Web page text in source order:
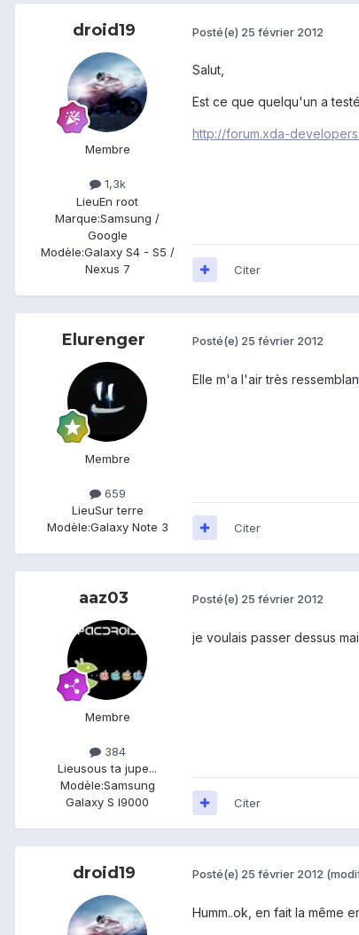
droid19
Membre
1,3k
LieuEn root
Marque:Samsung /
Google
Modèle:Galaxy S4 - S5 /
Nexus 7
Posté(e) 25 février 2012
Salut,
Est ce que quelqu'un a
http://forum.xda-
Citer
Elurenger
Membre
659
LieuSur terre
Modèle:Galaxy Note 3
Posté(e) 25 février 2012
Elle m'a l'air très
Citer
aaz03
Membre
384
Lieusous ta jupe...
Modèle:Samsung
Galaxy S I9000
Posté(e) 25 février 2012
je voulais passer dessus
Citer
droid19 Posté(e) 25 février 2012
Humm..ok, en fait la même